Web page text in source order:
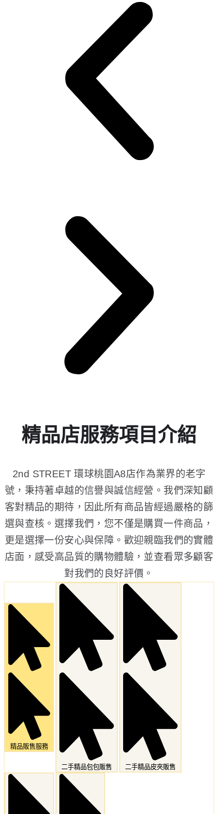
精品店服務項目介紹
2nd STREET 環球桃園A8店作為業界的老字
號，秉持著卓越的信譽與誠信經營。我們深知顧
客對精品的期待，因此所有商品皆經過嚴格的篩
選與查核。選擇我們，您不僅是購買一件商品，
更是選擇一份安心與保障。歡迎親臨我們的實體
店面，感受高品質的購物體驗，並查看眾多顧客
對我們的良好評價。
精品販售服務
二手精品包包販售 二手精品皮夾販售